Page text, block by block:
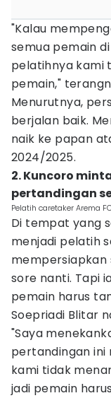
"Kalau
semua pemain
pelatihnya kami
pemain,"
Menurutnya,
berjalan baik.
naik ke papan
2024/2025.
2. Kuncoro
pertandingan
Pelatih caretaker Arema
Di tempat yang
menjadi pelatih
mempersiapkan
sore nanti. Tapi
pemain harus
Soepriadi Blitar
"Saya
pertandingan ini
kami tidak
jadi pemain